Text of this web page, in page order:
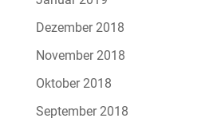
Dezember 2018
November 2018
Oktober 2018
September 2018